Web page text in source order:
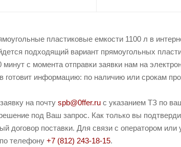
пластиковые емкости 1100 л в
подходящий вариант прямоугольных
минут с момента отправки заявки нам на
готовит информацию: по наличию или срокам
на почту spb@0ffer.ru с указанием ТЗ по
под Ваш запрос. Как только вы
договор поставки. Для связи с оператором
телефону +7 (812) 243-18-15.